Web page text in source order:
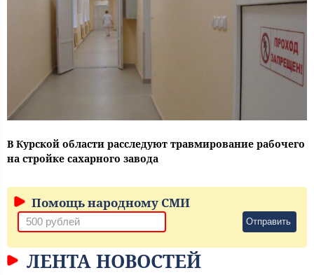
В Курской области расследуют травмирование рабочего
на стройке сахарного завода
Помощь народному СМИ
Отправить
ЛЕНТА НОВОСТЕЙ